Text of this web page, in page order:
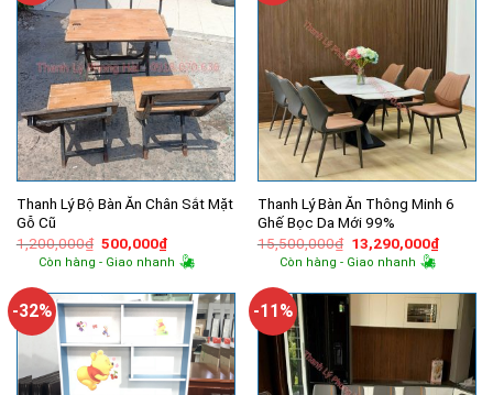
Thanh Lý Bộ Bàn Ăn Chân Sắt Mặt
Gỗ Cũ
1,200,000₫ Giá
gốc
là:
500,000₫Giá
hiện
tại
500,000₫.
Còn hàng - Giao nhanh
Thanh Lý Bàn Ăn Thông Minh 6
Ghế Bọc Da Mới 99%
15,500,000₫ Giá
gốc
là:
13,290,000₫Giá
hiện
Còn hàng - Giao nhanh
-32% -11%